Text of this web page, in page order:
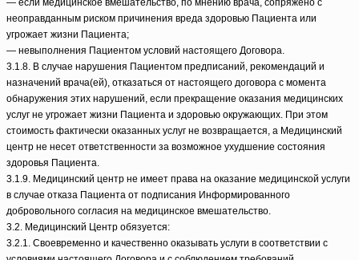
— если медицинское вмешательство, по мнению врача, сопряжено с
неоправданным риском причинения вреда здоровью Пациента или
угрожает жизни Пациента;
— невыполнения Пациентом условий настоящего Договора.
3.1.8. В случае нарушения Пациентом предписаний, рекомендаций и
назначений врача(ей), отказаться от настоящего договора с момента
обнаружения этих нарушений, если прекращение оказания медицинских
услуг не угрожает жизни Пациента и здоровью окружающих. При этом
стоимость фактически оказанных услуг не возвращается, а Медицинский
центр не несет ответственности за возможное ухудшение состояния
здоровья Пациента.
3.1.9. Медицинский центр не имеет права на оказание медицинской услуги
в случае отказа Пациента от подписания Информированного
добровольного согласия на медицинское вмешательство.
3.2. Медицинский Центр обязуется:
3.2.1. Своевременно и качественно оказывать услуги в соответствии с